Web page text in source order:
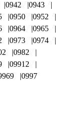
0942
0943
0950
0952
0964
0965
0973
0974
0982
09912
0997